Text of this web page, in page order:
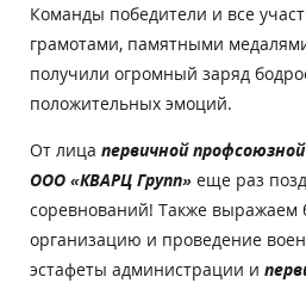
Команды победители и все
грамотами, памятными
получили огромный заряд
положительных эмоций.
От лица первичной
ООО «КВАРЦ Групп» еще раз
соревнований! Также выражаем
организацию и проведение
эстафеты администрации и